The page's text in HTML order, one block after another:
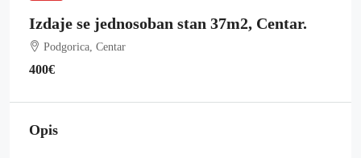
Izdaje se jednosoban stan 37m2, Centar.
Podgorica, Centar
400€
Opis